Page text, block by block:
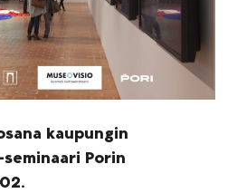
kaupungin
Porin